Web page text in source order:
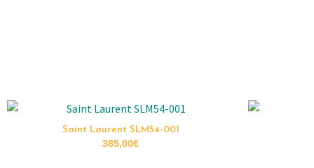
Saint Laurent SLM54-001
385,00€